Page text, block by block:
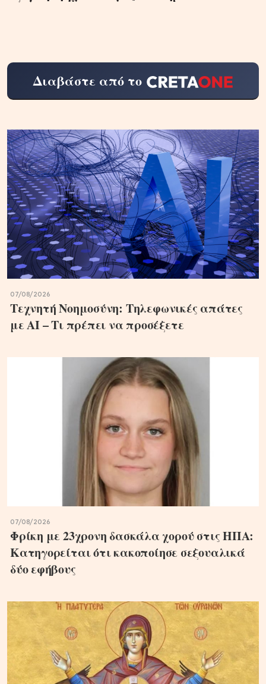
Διαβάστε από το
07/08/2026
Τεχνητή Νοημοσύνη: Τηλεφωνικές απάτες
με ΑΙ – Τι πρέπει να προσέξετε
07/08/2026
Φρίκη με 23χρονη δασκάλα χορού στις ΗΠΑ:
Κατηγορείται ότι κακοποίησε σεξουαλικά
δύο εφήβους